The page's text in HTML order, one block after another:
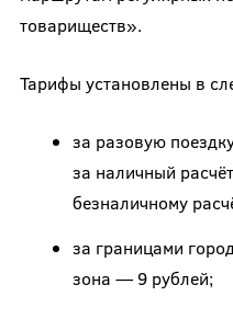
товариществ».
Тарифы установлены в
за разовую
за наличный
безналичному
за границами
зона — 9 рублей;